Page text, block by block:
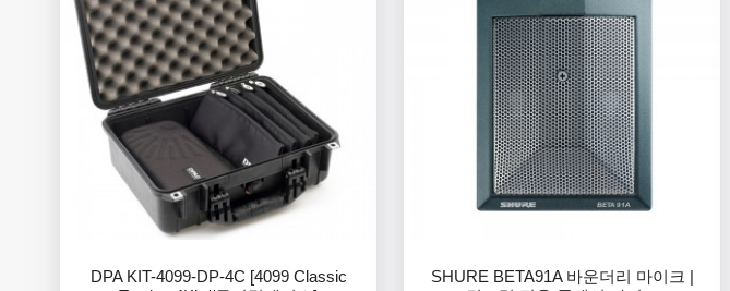
DPA KIT-4099-DP-4C [4099 Classic
SHURE BETA91A 바운더리 마이크 |